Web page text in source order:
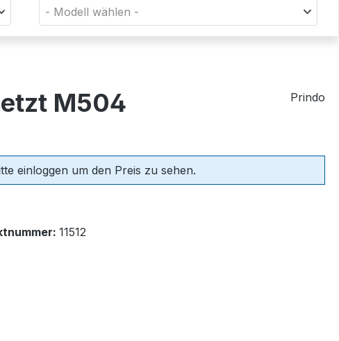
- Modell wählen -
M504 Prindo
einloggen um den Preis zu sehen.
11512